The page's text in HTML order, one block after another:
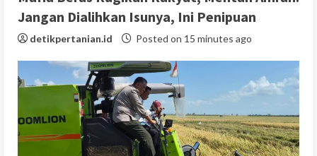
Jangan Dialihkan Isunya, Ini Penipuan
detikpertanian.id Posted on 15 minutes ago